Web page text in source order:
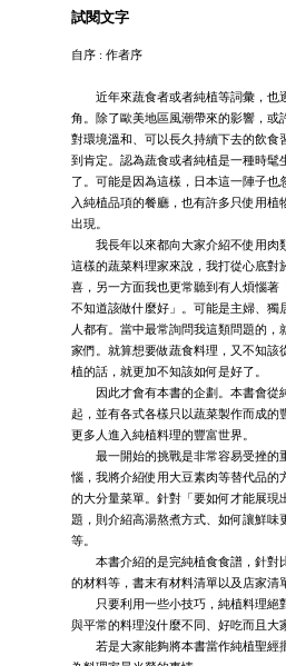
試閱文字
自序 : 作者序
近年來蔬食者或者純植等詞彙，也
角。除了歐美地區風潮帶來的影響，或
對環境溫和、可以長久持續下去的飲食
到肯定。認為蔬食或者純植是一種時髦
了。可能是因為這樣，日本這一陣子也
入純植品項的餐廳，也有許多只使用植
出現。
我長年以來都向大家介紹不使用肉
這樣的蔬菜料理家來說，我打從心底對
喜，另一方面我也更常聽到有人煩惱著
不知道該做什麼好」。可能是主婦、獨
人都有。當中最常詢問我這類問題的，
家們。就算想要做蔬食料理，又不知該
植的話，就更加不知該如何是好了。
因此才會有本書的企劃。本書會從
起，並有各式各樣只以蔬菜製作而成的
更多人進入純植料理的豐富世界。
最一開始的挑戰是非常容易受挫的
惱，我將介紹使用大豆素肉等替代品的
的大分量菜單。針對「要如何才能展現
題，則介紹高湯熬煮方式、如何讓鮮味
等。
本書介紹的是完純植食食譜，針對
的材料等，書末有材料清單以及店家清
只要利用一些小技巧，純植料理絕
與平常的料理沒什麼不同、好吃而且大
若是大家能夠將本書當作純植聖經